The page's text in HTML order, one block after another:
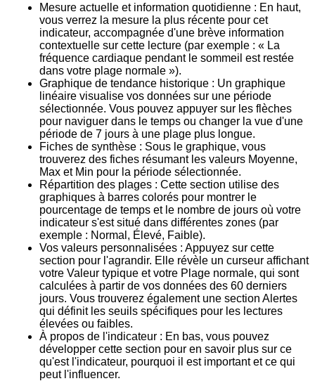
Mesure actuelle et information quotidienne : En haut,
vous verrez la mesure la plus récente pour cet
indicateur, accompagnée d'une brève information
contextuelle sur cette lecture (par exemple : « La
fréquence cardiaque pendant le sommeil est restée
dans votre plage normale »).
Graphique de tendance historique : Un graphique
linéaire visualise vos données sur une période
sélectionnée. Vous pouvez appuyer sur les flèches
pour naviguer dans le temps ou changer la vue d'une
période de 7 jours à une plage plus longue.
Fiches de synthèse : Sous le graphique, vous
trouverez des fiches résumant les valeurs Moyenne,
Max et Min pour la période sélectionnée.
Répartition des plages : Cette section utilise des
graphiques à barres colorés pour montrer le
pourcentage de temps et le nombre de jours où votre
indicateur s'est situé dans différentes zones (par
exemple : Normal, Élevé, Faible).
Vos valeurs personnalisées : Appuyez sur cette
section pour l'agrandir. Elle révèle un curseur affichant
votre Valeur typique et votre Plage normale, qui sont
calculées à partir de vos données des 60 derniers
jours. Vous trouverez également une section Alertes
qui définit les seuils spécifiques pour les lectures
élevées ou faibles.
À propos de l'indicateur : En bas, vous pouvez
développer cette section pour en savoir plus sur ce
qu'est l'indicateur, pourquoi il est important et ce qui
peut l'influencer.